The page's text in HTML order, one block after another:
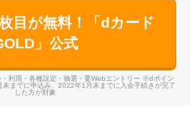
目が無料！「dカード
」公式
利用・各種設定・抽選・要Webエントリー ※dポイン
までに申込み、2022年1月末までに入会手続きが完了
した方が対象